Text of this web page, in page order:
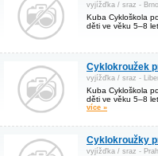
vyjížďka / sraz - Brno
Kuba Cykloškola
děti ve věku 5–8
Cyklokroužek
vyjížďka / sraz -
Kuba Cykloškola
děti ve věku 5–8
více »
Cyklokroužky
vyjížďka / sraz -